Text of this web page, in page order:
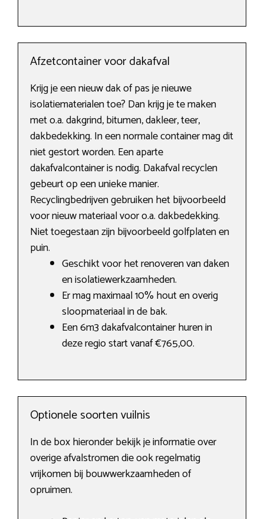
Afzetcontainer voor dakafval
Krijg je een nieuw dak of pas je nieuwe
isolatiematerialen toe? Dan krijg je te maken
met o.a. dakgrind, bitumen, dakleer, teer,
dakbedekking. In een normale container mag dit
niet gestort worden. Een aparte
dakafvalcontainer is nodig. Dakafval recyclen
gebeurt op een unieke manier.
Recyclingbedrijven gebruiken het bijvoorbeeld
voor nieuw materiaal voor o.a. dakbedekking.
Niet toegestaan zijn bijvoorbeeld golfplaten en
puin.
Geschikt voor het renoveren van daken
en isolatiewerkzaamheden.
Er mag maximaal 10% hout en overig
sloopmateriaal in de bak.
Een 6m3 dakafvalcontainer huren in
deze regio start vanaf €765,00.
Optionele soorten vuilnis
In de box hieronder bekijk je informatie over
overige afvalstromen die ook regelmatig
vrijkomen bij bouwwerkzaamheden of
opruimen.